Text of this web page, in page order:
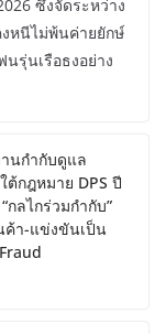
ซึ่งจัดระหว่าง
หนีไม่พ้นค่ายยักษ์
รุ่นเรือธงอย่าง
านกำกับดูแล
กฎหมาย DPS ปี
ลไกร่วมกำกับ”
า-แข่งขันเป็น